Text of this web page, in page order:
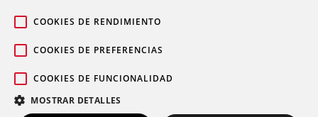
planta Elche 03203 (Alicante)
English
Español
Copyright 2020. Futurs Health. v 4.0.
COOKIES DE RENDIMIENTO
COOKIES DE PREFERENCIAS
COOKIES DE FUNCIONALIDAD
MOSTRAR DETALLES